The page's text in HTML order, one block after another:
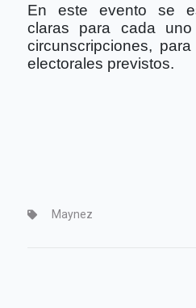
En este evento se
claras para cada
circunscripciones,
electorales previstos.
Maynez